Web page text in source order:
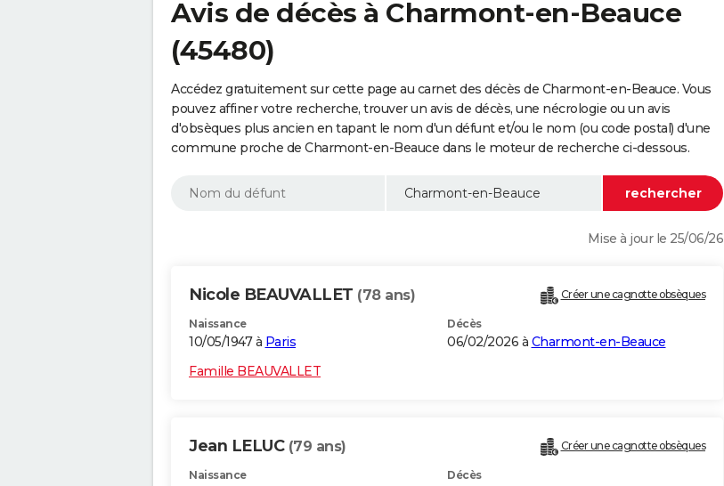
Avis de décès à Charmont-en-Beauce
(45480)
Accédez gratuitement sur cette page au carnet des décès de Charmont-en-Beauce. Vous
pouvez affiner votre recherche, trouver un avis de décès, une nécrologie ou un avis
d'obsèques plus ancien en tapant le nom d'un défunt et/ou le nom (ou code postal) d'une
commune proche de Charmont-en-Beauce dans le moteur de recherche ci-dessous.
Mise à jour le 25/06/26
Nicole BEAUVALLET (78 ans) Créer une cagnotte obsèques
Naissance
10/05/1947 à Paris
Décès
06/02/2026 à Charmont-en-Beauce
Famille BEAUVALLET
Jean LELUC (79 ans) Créer une cagnotte obsèques
Naissance Décès